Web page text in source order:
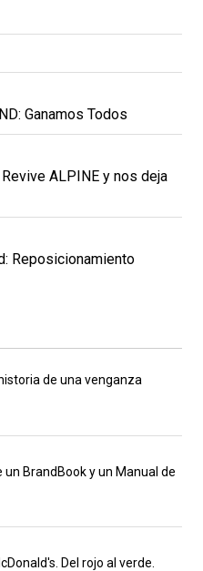
Ganamos Todos
ALPINE y nos deja
Reposicionamiento
de una venganza
un BrandBook y un Manual de
Del rojo al verde.